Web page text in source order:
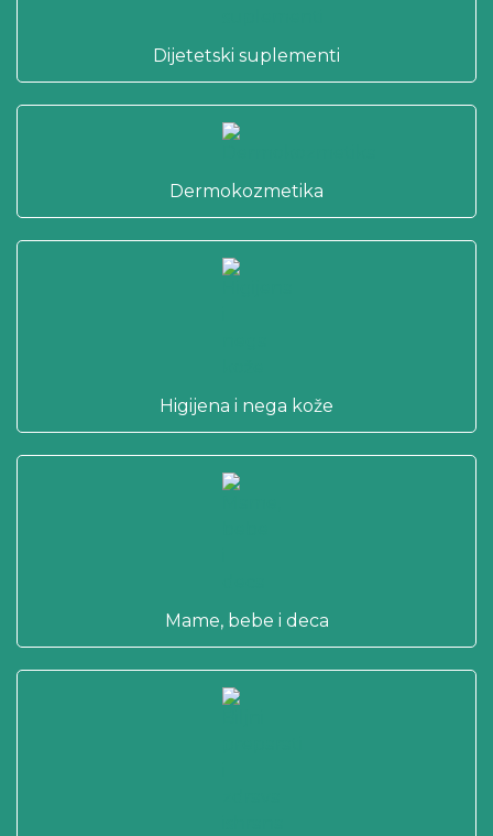
Dijetetski suplementi
Dermokozmetika
Higijena i nega kože
Mame, bebe i deca